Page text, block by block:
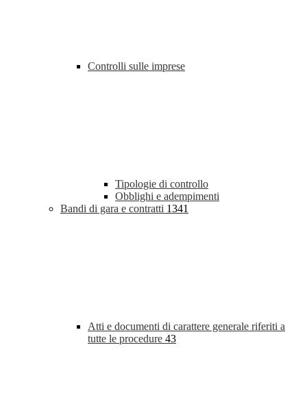
Controlli sulle imprese
Tipologie di controllo
Obblighi e adempimenti
Bandi di gara e contratti 1341
Atti e documenti di carattere generale riferiti a
tutte le procedure 43